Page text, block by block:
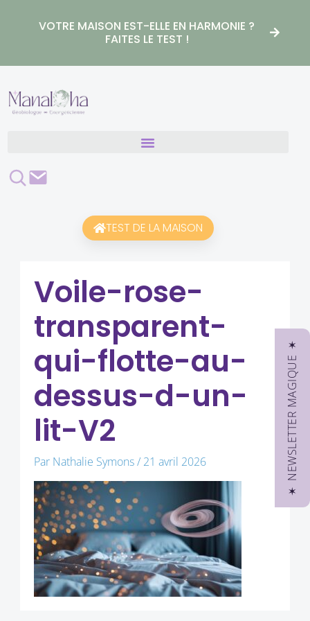
VOTRE MAISON EST-ELLE EN HARMONIE ?
FAITES LE TEST !
Rechercher
Contact
TEST DE LA MAISON
Voile-rose-
transparent-
qui-flotte-au-
dessus-d-un-
lit-V2
Par Nathalie Symons/ 21 avril 2026 ✶ NEWSLETTER MAGIQUE ✶